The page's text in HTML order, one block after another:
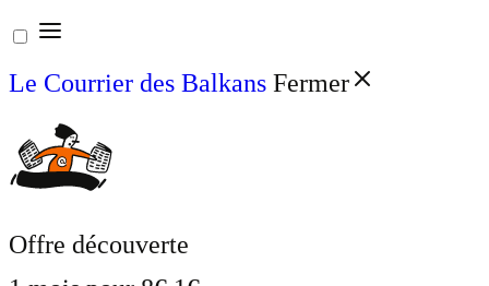
Aller
au
contenu
Le Courrier des Balkans Fermer
Offre découverte